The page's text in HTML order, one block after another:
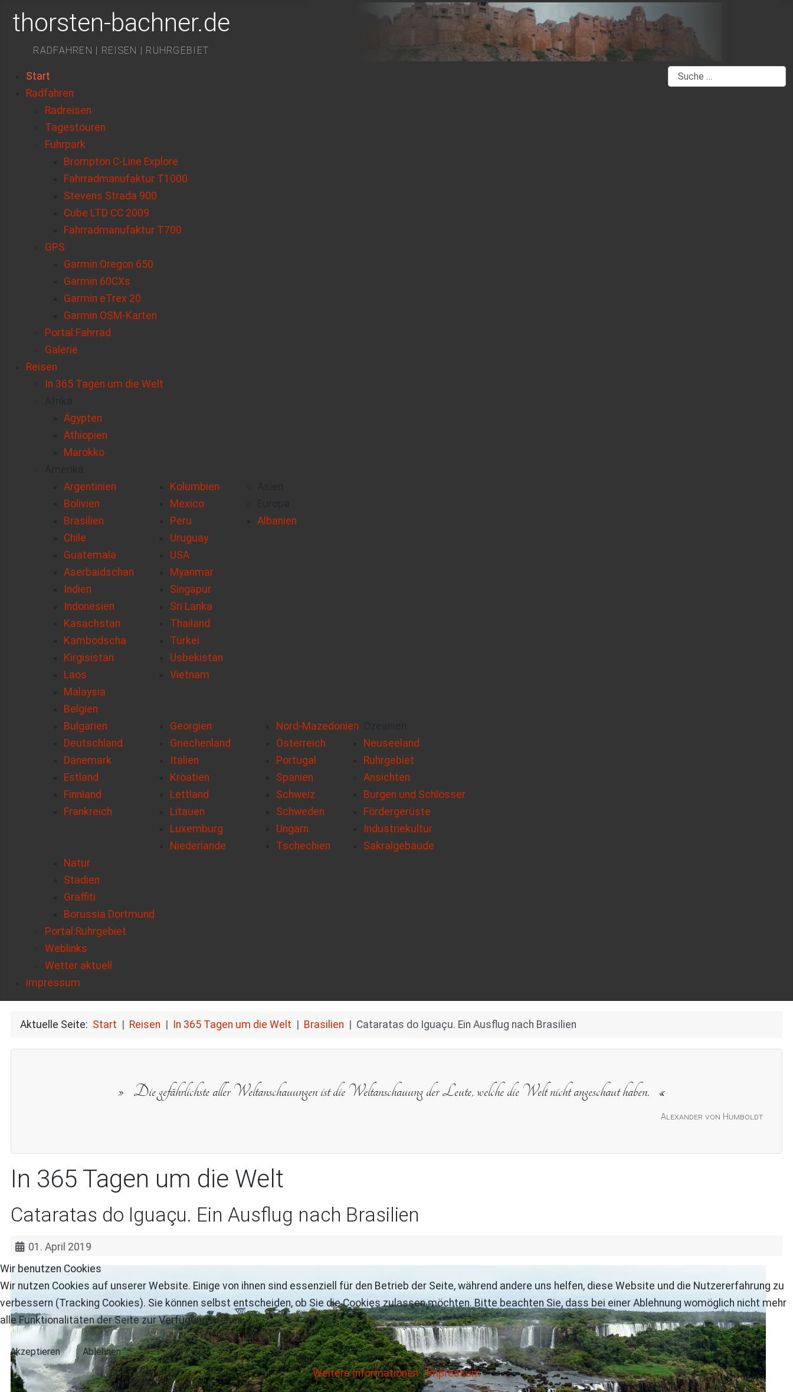
thorsten-bachner.de
RADFAHREN | REISEN | RUHRGEBIET
Start
Radfahren
Radreisen
Tagestouren
Fuhrpark
Brompton C-Line Explore
Fahrradmanufaktur T1000
Stevens Strada 900
Cube LTD CC 2009
Fahrradmanufaktur T700
GPS
Garmin Oregon 650
Garmin 60CXs
Garmin eTrex 20
Garmin OSM-Karten
Portal:Fahrrad
Galerie
Reisen
In 365 Tagen um die Welt
Ägypten
Äthiopien
Marokko
Argentinien
Bolivien
Brasilien
Chile
Guatemala
Kolumbien
Mexico
Peru
Uruguay
USA
Aserbaidschan
Indien
Indonesien
Kasachstan
Kambodscha
Kirgisistan
Laos
Malaysia
Myanmar
Singapur
Sri Lanka
Thailand
Türkei
Usbekistan
Vietnam
Albanien
Belgien
Bulgarien
Deutschland
Dänemark
Estland
Finnland
Frankreich
Georgien
Griechenland
Italien
Kroatien
Lettland
Litauen
Luxemburg
Niederlande
Nord-Mazedonien
Österreich
Portugal
Spanien
Schweiz
Schweden
Ungarn
Tschechien
Neuseeland
Ruhrgebiet
Ansichten
Burgen und Schlösser
Fördergerüste
Industriekultur
Sakralgebäude
Natur
Stadien
Graffiti
Borussia Dortmund
Portal:Ruhrgebiet
Weblinks
Wetter aktuell
impressum
Suchen
Aktuelle Seite: Start Reisen In 365 Tagen um die Welt Brasilien Cataratas do Iguaçu. Ein Ausflug nach Brasilien
Alexander von Humboldt
Die gefährlichste aller Weltanschauungen ist die Weltanschauung der Leute, welche die Welt nicht angeschaut haben.
In 365 Tagen um die Welt
Cataratas do Iguaçu. Ein Ausflug nach Brasilien
01. April 2019
Wir benutzen Cookies
Wir nutzen Cookies auf unserer Website. Einige von ihnen sind essenziell für den Betrieb der Seite, während andere uns helfen, diese Website und die Nutzererfahrung zu
verbessern (Tracking Cookies). Sie können selbst entscheiden, ob Sie die Cookies zulassen möchten. Bitte beachten Sie, dass bei einer Ablehnung womöglich nicht mehr
alle Funktionalitäten der Seite zur Verfügung stehen.
Akzeptieren Ablehnen
Weitere Informationen|Impressum